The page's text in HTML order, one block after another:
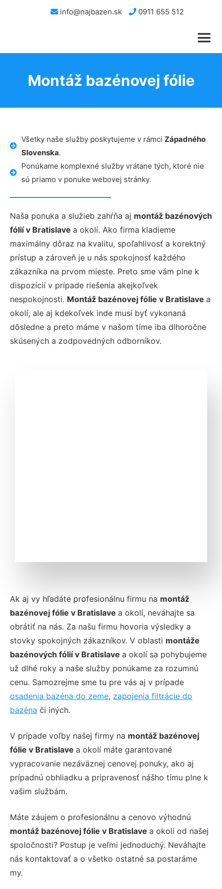
info@najbazen.sk 0911 655 512
Montáž bazénovej fólie
Všetky naše služby poskytujeme v rámci Západného
Slovenska.
Ponúkame komplexné služby vrátane tých, ktoré nie
sú priamo v ponuke webovej stránky.
Naša ponuka a služieb zahŕňa aj montáž bazénových
fólií v Bratislave a okolí. Ako firma kladieme
maximálny dôraz na kvalitu, spoľahlivosť a korektný
prístup a zároveň je u nás spokojnosť každého
zákazníka na prvom mieste. Preto sme vám plne k
dispozícií v prípade riešenia akejkoľvek
nespokojnosti. Montáž bazénovej fólie v Bratislave a
okolí, ale aj kdekoľvek inde musí byť vykonaná
dôsledne a preto máme v našom tíme iba dlhoročne
skúsených a zodpovedných odborníkov.
Ak aj vy hľadáte profesionálnu firmu na montáž
bazénovej fólie v Bratislave a okolí, neváhajte sa
obrátiť na nás. Za našu firmu hovoria výsledky a
stovky spokojných zákazníkov. V oblasti montáže
bazénových fólií v Bratislave a okolí sa pohybujeme
už dlhé roky a naše služby ponúkame za rozumnú
cenu. Samozrejme sme tu pre vás aj v prípade
osadenia bazéna do zeme, zapojenia filtrácie do
bazéna či iných.
V prípade voľby našej firmy na montáž bazénovej
fólie v Bratislave a okolí máte garantované
vypracovanie nezáväznej cenovej ponuky, ako aj
prípadnú obhliadku a pripravenosť nášho tímu plne k
vašim službám.
Máte záujem o profesionálnu a cenovo výhodnú
montáž bazénovej fólie v Bratislave a okolí od našej
spoločnosti? Postup je veľmi jednoduchý. Neváhajte
nás kontaktovať a o všetko ostatné sa postaráme
my.